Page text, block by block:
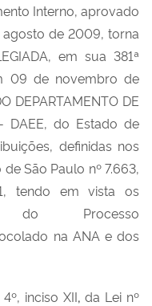
Interno, aprovado
agosto de 2009, torna
em sua 381ª
09 de novembro de
DEPARTAMENTO DE
- DAEE, do Estado de
definidas nos
São Paulo nº 7.663,
tendo em vista os
do Processo
na ANA e dos
inciso XII,da Lei nº